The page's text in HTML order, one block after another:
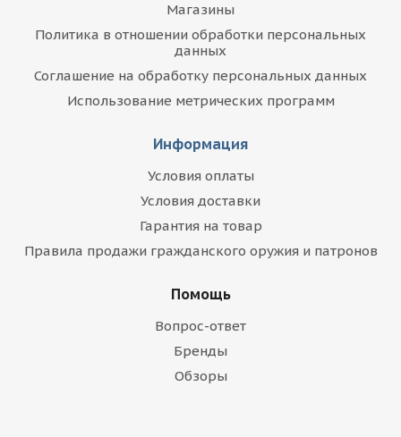
Магазины
Политика в отношении обработки персональных
данных
Соглашение на обработку персональных данных
Использование метрических программ
Информация
Условия оплаты
Условия доставки
Гарантия на товар
Правила продажи гражданского оружия и патронов
Помощь
Вопрос-ответ
Бренды
Обзоры